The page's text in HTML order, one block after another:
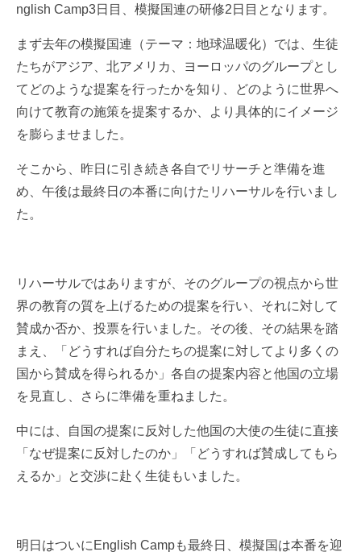
nglish Camp3日目、模擬国連の研修2日目となります。
まず去年の模擬国連（テーマ：地球温暖化）では、生徒
たちがアジア、北アメリカ、ヨーロッパのグループとし
てどのような提案を行ったかを知り、どのように世界へ
向けて教育の施策を提案するか、より具体的にイメージ
を膨らませました。
そこから、昨日に引き続き各自でリサーチと準備を進
め、午後は最終日の本番に向けたリハーサルを行いまし
た。
リハーサルではありますが、そのグループの視点から世
界の教育の質を上げるための提案を行い、それに対して
賛成か否か、投票を行いました。その後、その結果を踏
まえ、「どうすれば自分たちの提案に対してより多くの
国から賛成を得られるか」各自の提案内容と他国の立場
を見直し、さらに準備を重ねました。
中には、自国の提案に反対した他国の大使の生徒に直接
「なぜ提案に反対したのか」「どうすれば賛成してもら
えるか」と交渉に赴く生徒もいました。
明日はついにEnglish Campも最終日、模擬国は本番を迎